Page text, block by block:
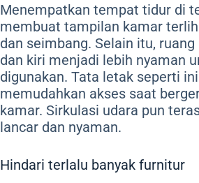
Menempatkan tempat tidur di
membuat tampilan kamar
dan seimbang. Selain itu,
dan kiri menjadi lebih nyaman
digunakan. Tata letak seperti
memudahkan akses saat
kamar. Sirkulasi udara pun
lancar dan nyaman.
Hindari terlalu banyak furnitur